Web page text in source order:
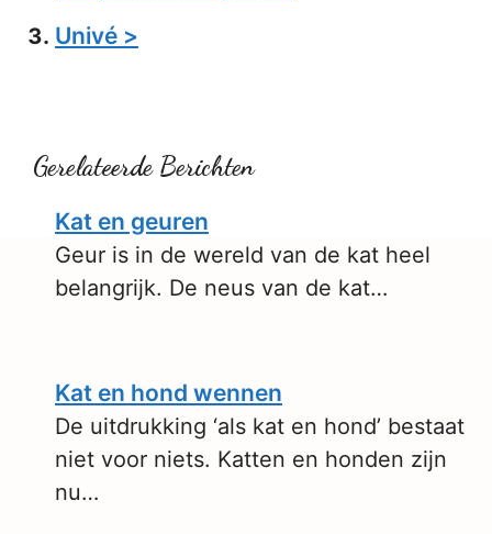
Univé >
Gerelateerde Berichten
Kat en geuren
Geur is in de wereld van de kat heel
belangrijk. De neus van de kat…
Kat en hond wennen
De uitdrukking ‘als kat en hond’ bestaat
niet voor niets. Katten en honden zijn
nu…